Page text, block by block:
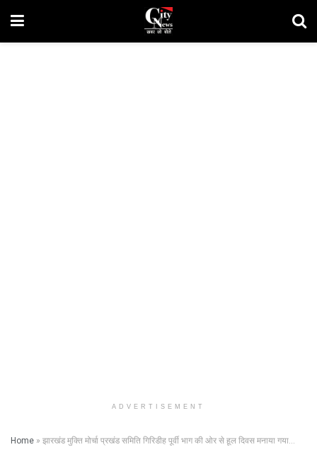
ADVERTISEMENT
Home » झारखंड मुक्ति मोर्चा प्रखंड समिति गिरिडीह पूर्वी भाग की ओर से हूल दिवस मनाया गया…